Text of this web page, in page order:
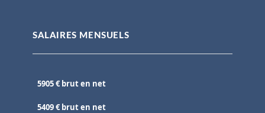
SALAIRES MENSUELS
5905 € brut en net
5409 € brut en net